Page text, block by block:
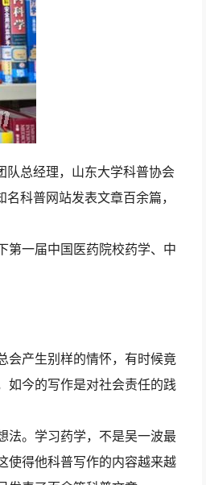
总经理，山东大学科普协会
科普网站发表文章百余篇，
一届中国医药院校药学、中
产生别样的情怀，有时候竟
如今的写作是对社会责任的践
。学习药学，不是吴一波最
使得他科普写作的内容越来越